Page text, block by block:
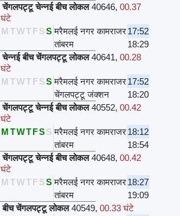
चेंगलपट्टू चेन्नई बीच लोकल 40646,00.37
घंटे
M TWTFSS मरैमलई नगर कामराजर17:52
तांबरम
18:29
चेन्नई बीच चेंगलपट्टू लोकल 40641,00.28
घंटे
M TWTFSS मरैमलई नगर कामराजर17:52
चेंगलपट्टू जंक्शन
18:20
चेंगलपट्टू चेन्नई बीच लोकल 40552,00.42
घंटे
MTWTFSS मरैमलई नगर कामराजर18:12
तांबरम
18:54
चेंगलपट्टू चेन्नई बीच लोकल 40648,00.42
घंटे
M TWTFSS मरैमलई नगर कामराजर18:27
तांबरम
19:09
बीच चेंगलपट्टू लोकल 40549,00.33 घंटे